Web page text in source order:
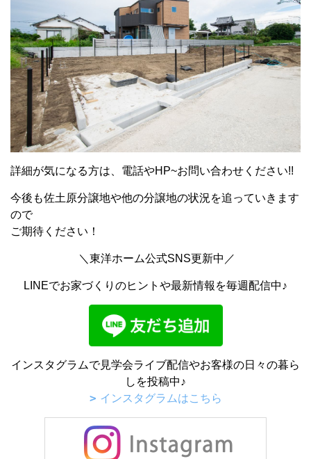
詳細が気になる方は、電話やHP~お問い合わせください!!
今後も佐土原分譲地や他の分譲地の状況を追っていきます
ので
ご期待ください！
＼東洋ホーム公式SNS更新中／
LINEでお家づくりのヒントや最新情報を毎週配信中♪
インスタグラムで見学会ライブ配信やお客様の日々の暮ら
しを投稿中♪
インスタグラムはこちら